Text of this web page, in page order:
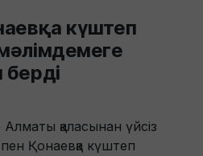
күштеп
қаласынан үйсіз
Қонаевқа күштеп